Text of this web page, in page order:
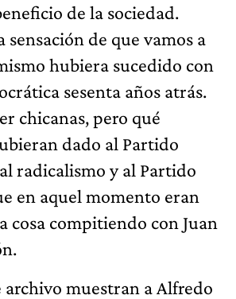
de la sociedad.
sensación de que vamos a
hubiera sucedido con
sesenta años atrás.
chicanas, pero qué
dado al Partido
radicalismo y al Partido
en aquel momento eran
cosa compitiendo con Juan
muestran a Alfredo